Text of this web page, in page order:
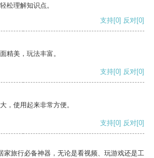
松理解知识点。
支持[0] 反对[0]
精美，玩法丰富。
支持[0] 反对[0]
，使用起来非常方便。
支持[0] 反对[0]
家旅行必备神器，无论是看视频、玩游戏还是工